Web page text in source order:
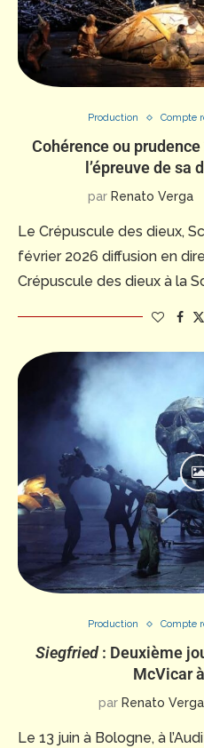
Production Compte
Cohérence ou prudence
l’épreuve de sa
par Renato Verga
Le Crépuscule des dieux,
février 2026 diffusion en
Crépuscule des dieux à la
Production Compte
Siegfried: Deuxième
McVicar
par Renato Verga
Le 13 juin à Bologne, à